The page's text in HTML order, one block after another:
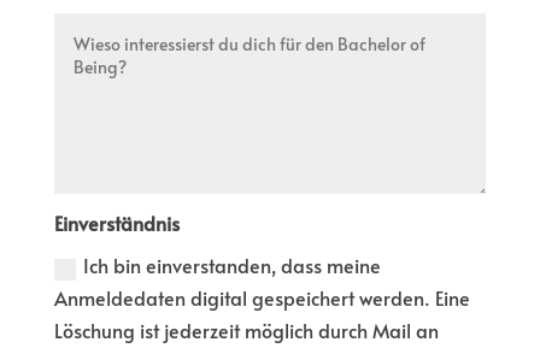
Einverständnis
Ich bin einverstanden, dass meine
Anmeldedaten digital gespeichert werden. Eine
Löschung ist jederzeit möglich durch Mail an